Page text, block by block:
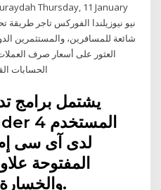
شائعة للمسافرين، والمستثمرين
العثور على أسعار صرف
الحسابات
يشتمل برامج
لدى آى سى
المفتوحة
والخسارة في الصفقة المنتهية.